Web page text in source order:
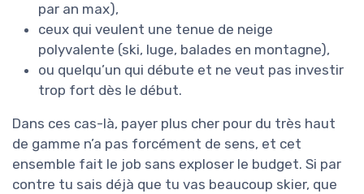
par an max),
ceux qui veulent une tenue de neige
polyvalente (ski, luge, balades en montagne),
ou quelqu’un qui débute et ne veut pas investir
trop fort dès le début.
Dans ces cas-là, payer plus cher pour du très haut
de gamme n’a pas forcément de sens, et cet
ensemble fait le job sans exploser le budget. Si par
contre tu sais déjà que tu vas beaucoup skier, que